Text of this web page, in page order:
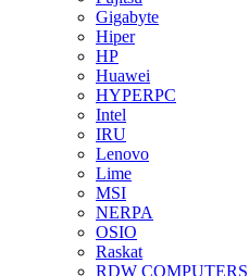
Gigabyte
Hiper
HP
Huawei
HYPERPC
Intel
IRU
Lenovo
Lime
MSI
NERPA
OSIO
Raskat
RDW COMPUTERS